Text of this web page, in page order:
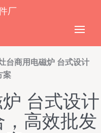
厂
台商用电磁炉 台式设计
案
台式设计
高效批发